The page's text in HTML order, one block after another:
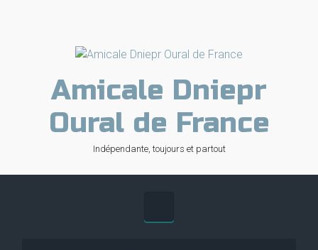
Amicale Dniepr
Oural de France
Indépendante, toujours et partout